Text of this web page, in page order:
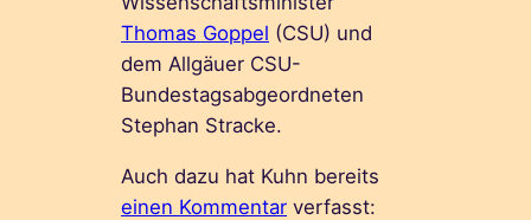
Thomas Goppel (CSU) und
dem Allgäuer CSU-
Bundestagsabgeordneten
Stephan Stracke.
Auch dazu hat Kuhn bereits
einen Kommentar verfasst: